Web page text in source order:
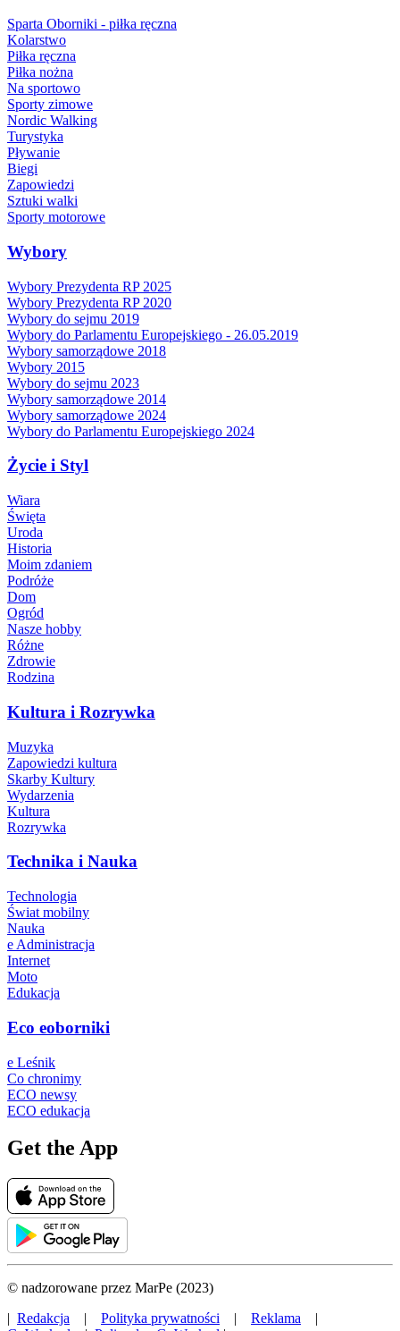
Sparta Oborniki - piłka ręczna
Kolarstwo
Piłka ręczna
Piłka nożna
Na sportowo
Sporty zimowe
Nordic Walking
Turystyka
Pływanie
Biegi
Zapowiedzi
Sztuki walki
Sporty motorowe
Wybory
Wybory Prezydenta RP 2025
Wybory Prezydenta RP 2020
Wybory do sejmu 2019
Wybory do Parlamentu Europejskiego - 26.05.2019
Wybory samorządowe 2018
Wybory 2015
Wybory do sejmu 2023
Wybory samorządowe 2014
Wybory samorządowe 2024
Wybory do Parlamentu Europejskiego 2024
Życie i Styl
Wiara
Święta
Uroda
Historia
Moim zdaniem
Podróże
Dom
Ogród
Nasze hobby
Różne
Zdrowie
Rodzina
Kultura i Rozrywka
Muzyka
Zapowiedzi kultura
Skarby Kultury
Wydarzenia
Kultura
Rozrywka
Technika i Nauka
Technologia
Świat mobilny
Nauka
e Administracja
Internet
Moto
Edukacja
Eco eoborniki
e Leśnik
Co chronimy
ECO newsy
ECO edukacja
Get the App
© nadzorowane przez MarPe (2023)
| Redakcja | Polityka prywatności | Reklama |